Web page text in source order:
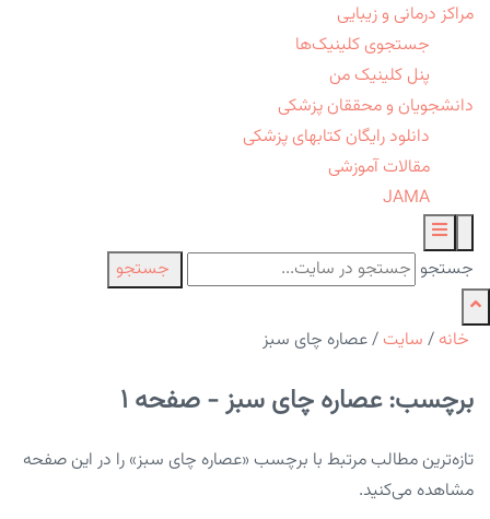
مراکز درمانی و زیبایی
جستجوی کلینیک‌ها
پنل کلینیک من
دانشجویان و محققان پزشکی
دانلود رایگان کتابهای پزشکی
مقالات آموزشی
JAMA
جستجو جستجو
خانه / سایت /عصاره چای سبز
برچسب: عصاره چای سبز - صفحه 1
تازه‌ترین مطالب مرتبط با برچسب «عصاره چای سبز» را در این صفحه
مشاهده می‌کنید.